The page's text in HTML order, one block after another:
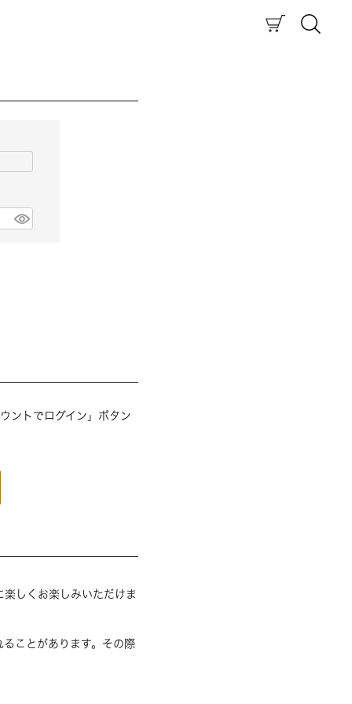
ントでログイン」ボタン
しくお楽しみいただけま
ことがあります。その際